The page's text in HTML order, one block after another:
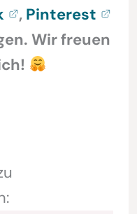
, Pinterest
Wir freuen